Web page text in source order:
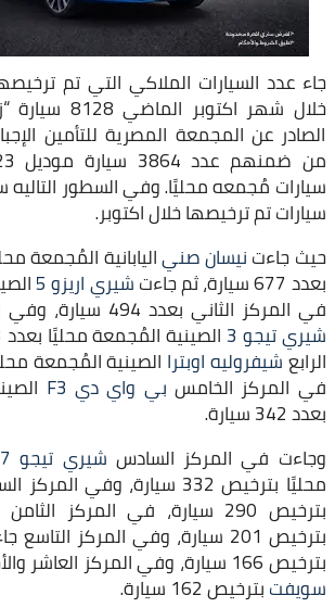
جاء عدد السيارات الملاكي التي تم
خلال شهر
الصادر عن المجمعة المصرية للتأمين
سيارات تم ترخيصها خلال اكتوبر.
حيث جاءتنيسان صنياليابانية المُجمعة
بعدد 677 سيارة، ثم جاءت شيري اريزو 5
في المركز الثاني بعدد 494 سيارة، وفي المركز الثالث جاءت
شيري تيجو 3
الرابعشيفروليه اوبترا
في المركز الخامس بي واي دي F3
بعدد 342 سيارة.
وجاءت في المركز السادس شيري تيجو 7
محليًا بترخيص 332 سيارة، وفي المركز السابع جاءت
بترخيص 290 سيارة، في المركز الثامن جاءت
بترخيص 201 سيارة، وفي المركز التاسع جاءت
بترخيص 166 سيارة، وفي المركز العاشر والأخير جاءت
سويفتبترخيص 162 سيارة.